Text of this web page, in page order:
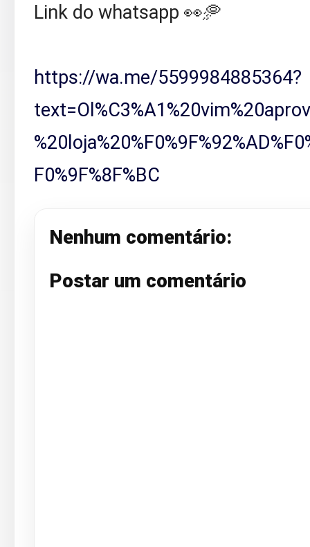
Link do whatsapp 👀🥏
https://wa.me/5599984885364?
F0%9F%8F%BC
Nenhum comentário:
Postar um comentário